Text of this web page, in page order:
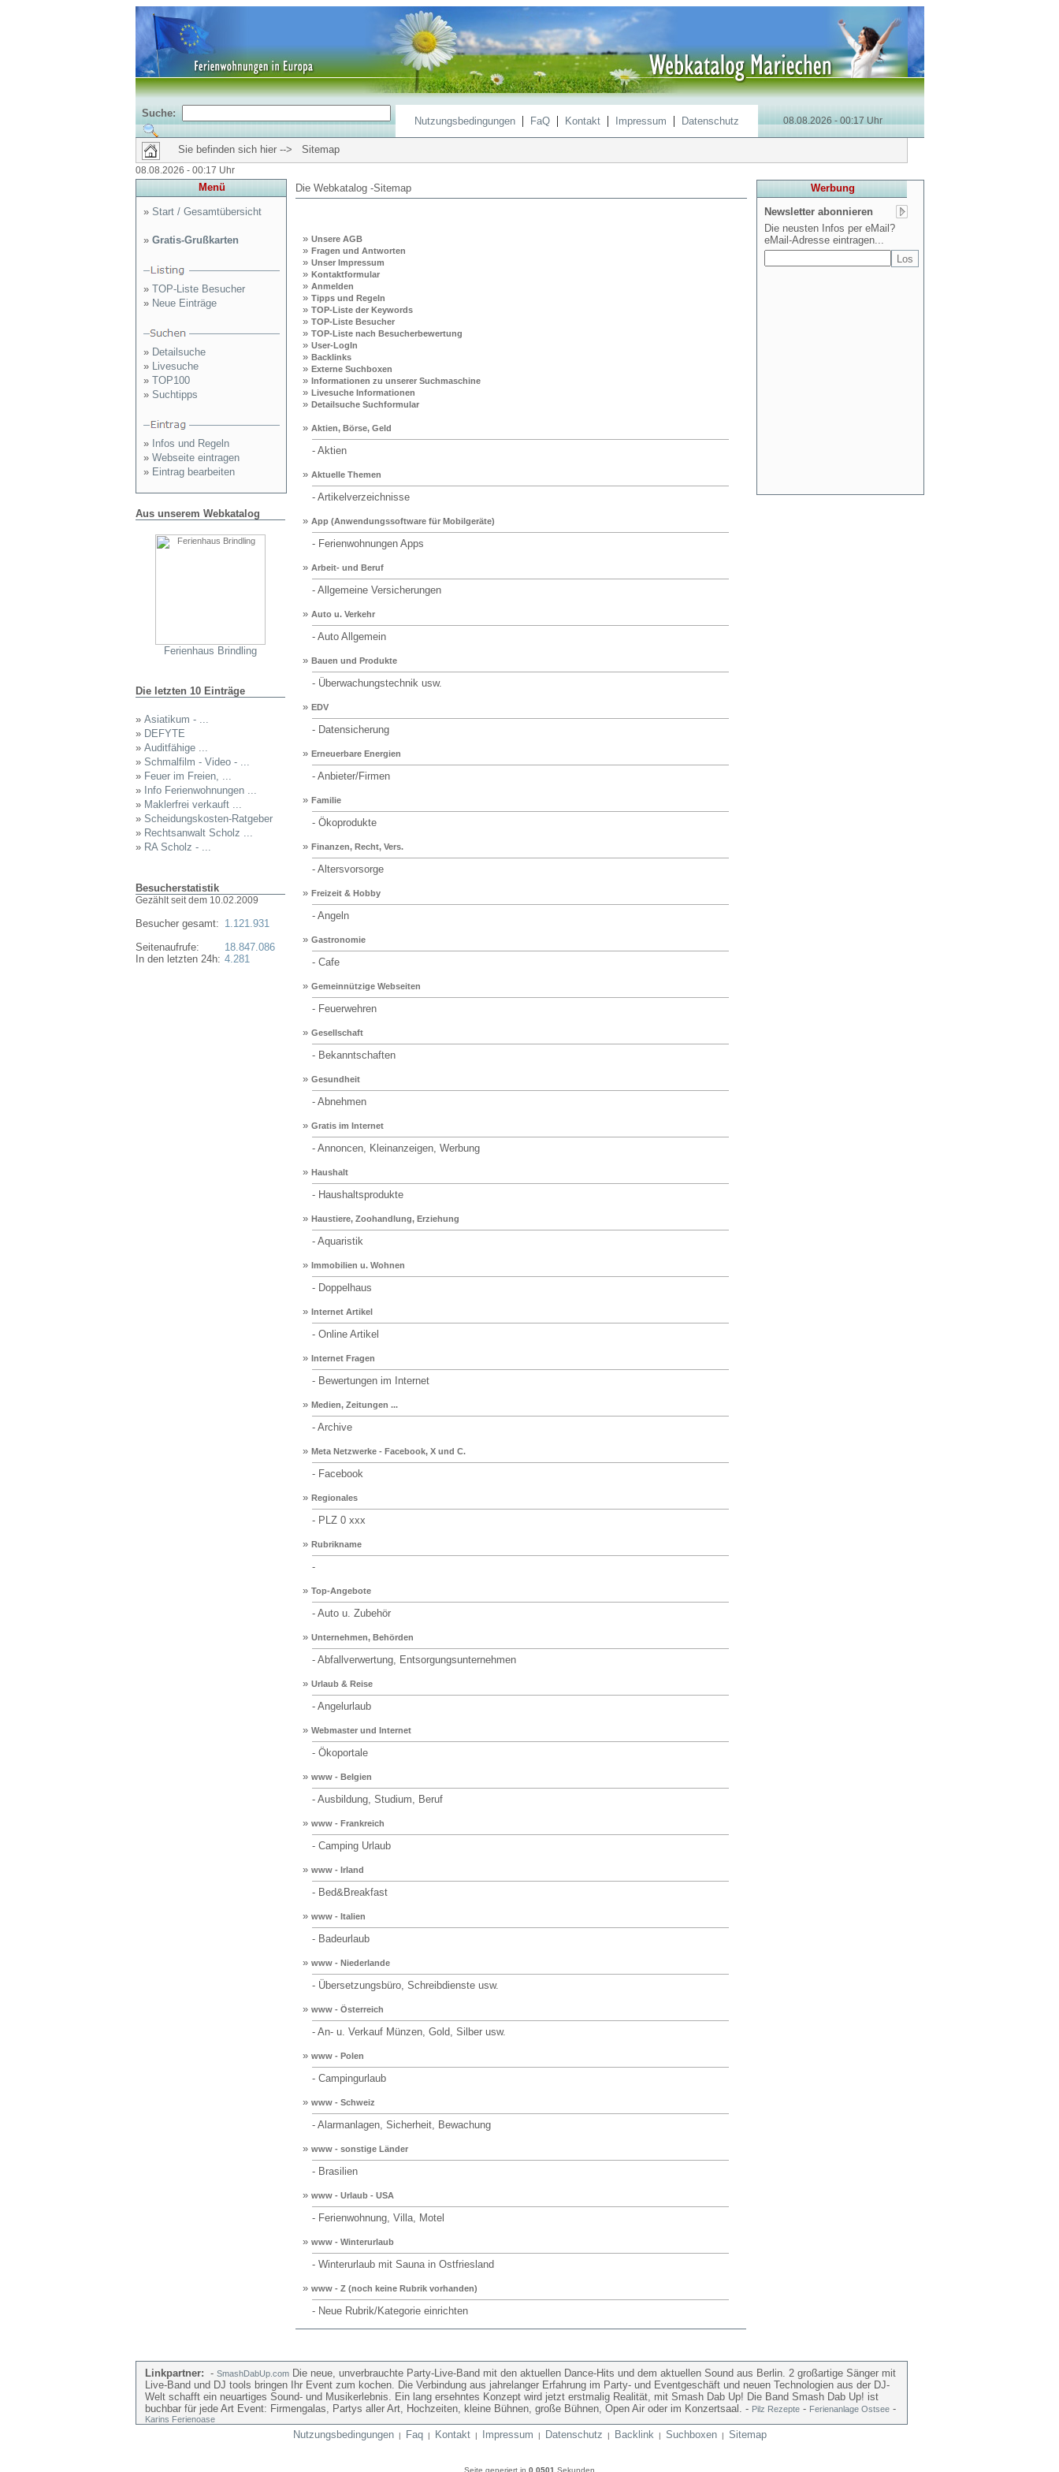
Suche:
Nutzungsbedingungen| FaQ| Kontakt| Impressum | Datenschutz 08.08.2026 - 00:17 Uhr
Sie befinden sich hier --> Sitemap
08.08.2026 - 00:17 Uhr
Menü
» Start / Gesamtübersicht
» Gratis-Grußkarten
» TOP-Liste Besucher
» Neue Einträge
» Detailsuche
» Livesuche
» TOP100
» Suchtipps
»
Infos und Regeln
» Webseite eintragen
» Eintrag bearbeiten
Aus unserem Webkatalog
Ferienhaus Brindling
Die letzten 10 Einträge
» Asiatikum - ...
» DEFYTE
» Auditfähige ...
» Schmalfilm - Video - ...
» Feuer im Freien, ...
»
Info Ferienwohnungen ...
» Maklerfrei verkauft ...
» Scheidungskosten-Ratgeber
» Rechtsanwalt Scholz ...
» RA Scholz - ...
Besucherstatistik
Gezählt seit dem 10.02.2009
Besucher gesamt:
Seitenaufrufe:
In den letzten 24h:
1.121.931
18.847.086
4.281
Die Webkatalog -Sitemap
» Unsere AGB
» Fragen und Antworten
» Unser Impressum
» Kontaktformular
» Anmelden
» Tipps und Regeln
» TOP-Liste der Keywords
» TOP-Liste Besucher
» TOP-Liste nach Besucherbewertung
» User-LogIn
» Backlinks
» Externe Suchboxen
» Informationen zu unserer Suchmaschine
» Livesuche Informationen
» Detailsuche Suchformular
» Aktien, Börse, Geld
- Aktien
» Aktuelle Themen
- Artikelverzeichnisse
» App (Anwendungssoftware für Mobilgeräte)
- Ferienwohnungen Apps
» Arbeit- und Beruf
- Allgemeine Versicherungen
» Auto u. Verkehr
- Auto Allgemein
» Bauen und Produkte
- Überwachungstechnik usw.
» EDV
- Datensicherung
» Erneuerbare Energien
- Anbieter/Firmen
» Familie
- Ökoprodukte
» Finanzen, Recht, Vers.
- Altersvorsorge
» Freizeit & Hobby
- Angeln
» Gastronomie
- Cafe
» Gemeinnützige Webseiten
- Feuerwehren
» Gesellschaft
- Bekanntschaften
» Gesundheit
- Abnehmen
» Gratis im Internet
- Annoncen, Kleinanzeigen, Werbung
» Haushalt
- Haushaltsprodukte
» Haustiere, Zoohandlung, Erziehung
- Aquaristik
» Immobilien u. Wohnen
- Doppelhaus
» Internet Artikel
- Online Artikel
» Internet Fragen
- Bewertungen im Internet
» Medien, Zeitungen ...
- Archive
» Meta Netzwerke - Facebook, X und C.
- Facebook
» Regionales
- PLZ 0 xxx
» Rubrikname
-
» Top-Angebote
- Auto u. Zubehör
» Unternehmen, Behörden
- Abfallverwertung, Entsorgungsunternehmen
» Urlaub & Reise
- Angelurlaub
» Webmaster und Internet
- Ökoportale
» www - Belgien
- Ausbildung, Studium, Beruf
» www - Frankreich
- Camping Urlaub
» www - Irland
- Bed&Breakfast
» www - Italien
- Badeurlaub
» www - Niederlande
- Übersetzungsbüro, Schreibdienste usw.
» www - Österreich
- An- u. Verkauf Münzen, Gold, Silber usw.
» www - Polen
- Campingurlaub
» www - Schweiz
- Alarmanlagen, Sicherheit, Bewachung
» www - sonstige Länder
- Brasilien
» www - Urlaub - USA
- Ferienwohnung, Villa, Motel
» www - Winterurlaub
- Winterurlaub mit Sauna in Ostfriesland
» www - Z (noch keine Rubrik vorhanden)
- Neue Rubrik/Kategorie einrichten
Werbung
Newsletter abonnieren
Die neusten Infos per eMail?
eMail-Adresse eintragen...
Linkpartner: - SmashDabUp.comDie neue, unverbrauchte Party-Live-Band mit den aktuellen Dance-Hits und dem aktuellen Sound aus Berlin. 2 großartige Sänger mit
Live-Band und DJ tools bringen Ihr Event zum kochen. Die Verbindung aus jahrelanger Erfahrung im Party- und Eventgeschäft und neuen Technologien aus der DJ-
Welt schafft ein neuartiges Sound- und Musikerlebnis. Ein lang ersehntes Konzept wird jetzt erstmalig Realität, mit Smash Dab Up! Die Band Smash Dab Up! ist
buchbar für jede Art Event: Firmengalas, Partys aller Art, Hochzeiten, kleine Bühnen, große Bühnen, Open Air oder im Konzertsaal. - Pilz Rezepte- Ferienanlage Ostsee-
Karins Ferienoase
Nutzungsbedingungen| Faq| Kontakt| Impressum | Datenschutz | Backlink | Suchboxen| Sitemap
Seite generiert in 0.0501 Sekunden